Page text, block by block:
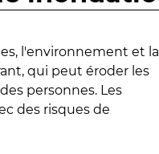
l'environnement et la
qui peut éroder les
personnes. Les
des risques de